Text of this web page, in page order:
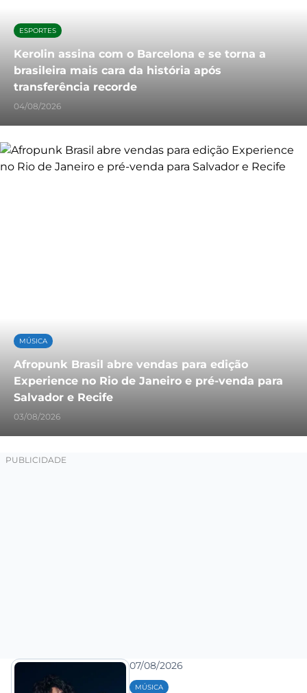
ESPORTES
Kerolin assina com o Barcelona e se torna a
brasileira mais cara da história após
transferência recorde
04/08/2026
MÚSICA
Afropunk Brasil abre vendas para edição
Experience no Rio de Janeiro e pré-venda para
Salvador e Recife
03/08/2026
07/08/2026
MÚSICA